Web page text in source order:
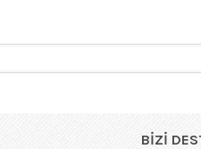
BIZI